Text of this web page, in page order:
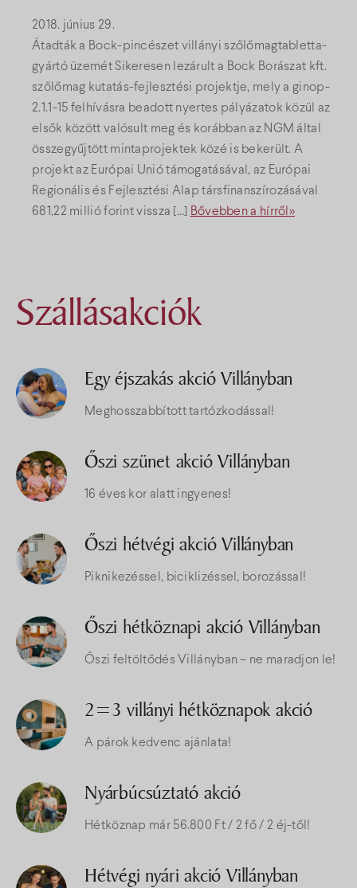
2018. június 29.
Átadták a Bock-pincészet villányi szőlőmagtabletta-
gyártó üzemét Sikeresen lezárult a Bock Borászat kft.
szőlőmag kutatás-fejlesztési projektje, mely a ginop-
2.1.1-15 felhívásra beadott nyertes pályázatok közül az
elsők között valósult meg és korábban az NGM által
összegyűjtött mintaprojektek közé is bekerült. A
projekt az Európai Unió támogatásával, az Európai
Regionális és Fejlesztési Alap társfinanszírozásával
681,22 millió forint vissza […]
Bővebben a hírről»
Szállásakciók
Egy éjszakás akció Villányban
Meghosszabbított tartózkodással!
Őszi szünet akció Villányban
16 éves kor alatt ingyenes!
Őszi hétvégi akció Villányban
Piknikezéssel, biciklizéssel, borozással!
Őszi hétköznapi akció Villányban
Őszi feltöltődés Villányban – ne maradjon le!
2=3 villányi hétköznapok akció
A párok kedvenc ajánlata!
Nyárbúcsúztató akció
Hétköznap már 56.800 Ft / 2 fő / 2 éj-től!
Hétvégi nyári akció Villányban